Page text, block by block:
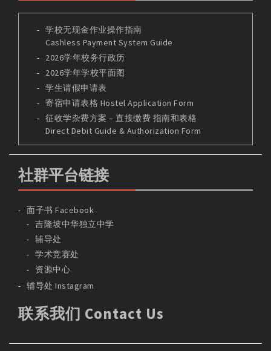
学校无现金作业操作指南
Cashless Payment System Guide
2026学年校务行政历
2026学年学校平面图
学生请假申请表
寄宿申请表格 Hostel Application Form
征收学杂费方案 – 直接缴费 指南和表格
Direct Debit Guide & Authorization Form
社群平台链接
面子书 Facebook
吉隆坡中华独立中学
辅导处
学术竞赛处
资源中心
辅导处 Instagram
联系我们 Contact Us